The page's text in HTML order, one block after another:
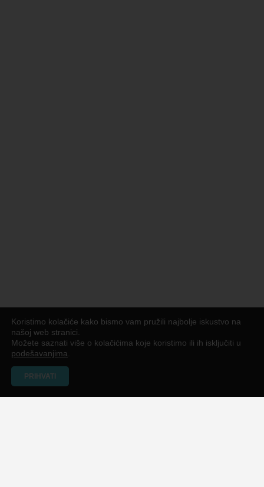
Koristimo kolačiće kako bismo vam pružili najbolje iskustvo na
našoj web stranici.
Možete saznati više o kolačićima koje koristimo ili ih isključiti u
podešavanjima
PRIHVATI